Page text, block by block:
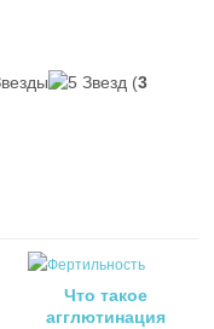
(3
Что такое
агглютинация